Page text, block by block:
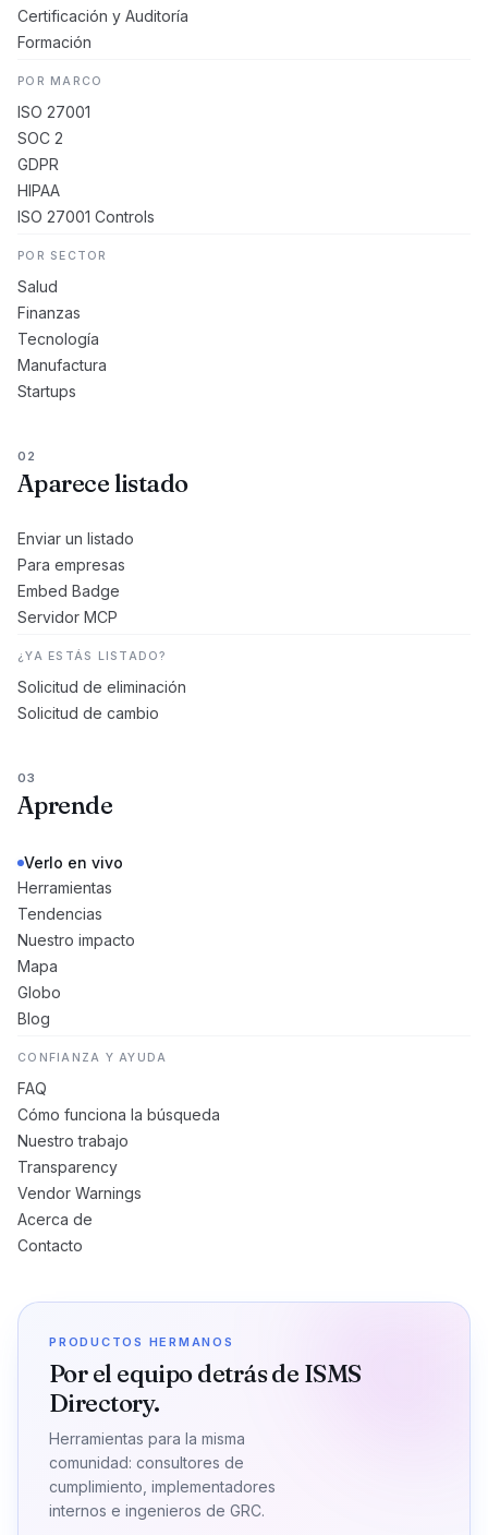
Certificación y Auditoría
Formación
POR MARCO
ISO 27001
SOC 2
GDPR
HIPAA
ISO 27001 Controls
POR SECTOR
Salud
Finanzas
Tecnología
Manufactura
Startups
02
Aparece listado
Enviar un listado
Para empresas
Embed Badge
Servidor MCP
¿YA ESTÁS LISTADO?
Solicitud de eliminación
Solicitud de cambio
03
Aprende
Verlo en vivo
Herramientas
Tendencias
Nuestro impacto
Mapa
Globo
Blog
CONFIANZA Y AYUDA
FAQ
Cómo funciona la búsqueda
Nuestro trabajo
Transparency
Vendor Warnings
Acerca de
Contacto
PRODUCTOS HERMANOS
Por el equipo detrás de ISMS
Directory.
Herramientas para la misma
comunidad: consultores de
cumplimiento, implementadores
internos e ingenieros de GRC.